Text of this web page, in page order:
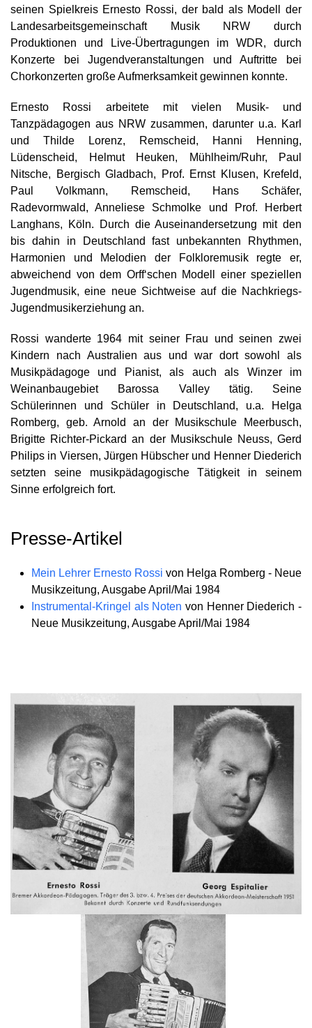
seinen Spielkreis Ernesto Rossi, der bald als Modell der
Landesarbeitsgemeinschaft Musik NRW durch
Produktionen und Live-Übertragungen im WDR, durch
Konzerte bei Jugendveranstaltungen und Auftritte bei
Chorkonzerten große Aufmerksamkeit gewinnen konnte.
Ernesto Rossi arbeitete mit vielen Musik- und
Tanzpädagogen aus NRW zusammen, darunter u.a. Karl
und Thilde Lorenz, Remscheid, Hanni Henning,
Lüdenscheid, Helmut Heuken, Mühlheim/Ruhr, Paul
Nitsche, Bergisch Gladbach, Prof. Ernst Klusen, Krefeld,
Paul Volkmann, Remscheid, Hans Schäfer,
Radevormwald, Anneliese Schmolke und Prof. Herbert
Langhans, Köln. Durch die Auseinandersetzung mit den
bis dahin in Deutschland fast unbekannten Rhythmen,
Harmonien und Melodien der Folkloremusik regte er,
abweichend von dem Orff‘schen Modell einer speziellen
Jugendmusik, eine neue Sichtweise auf die Nachkriegs-
Jugendmusikerziehung an.
Rossi wanderte 1964 mit seiner Frau und seinen zwei
Kindern nach Australien aus und war dort sowohl als
Musikpädagoge und Pianist, als auch als Winzer im
Weinanbaugebiet Barossa Valley tätig. Seine
Schülerinnen und Schüler in Deutschland, u.a. Helga
Romberg, geb. Arnold an der Musikschule Meerbusch,
Brigitte Richter-Pickard an der Musikschule Neuss, Gerd
Philips in Viersen, Jürgen Hübscher und Henner Diederich
setzten seine musikpädagogische Tätigkeit in seinem
Sinne erfolgreich fort.
Presse-Artikel
Mein Lehrer Ernesto Rossi von Helga Romberg - Neue
Musikzeitung, Ausgabe April/Mai 1984
Instrumental-Kringel als Noten von Henner Diederich -
Neue Musikzeitung, Ausgabe April/Mai 1984